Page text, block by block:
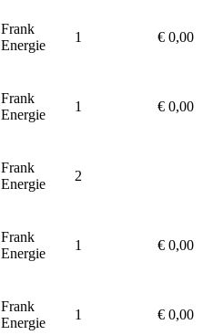
Frank
Energie
1 € 0,00
Frank
Energie
1 € 0,00
Frank
Energie
2
Frank
Energie
1 € 0,00
Frank
Energie
1 € 0,00